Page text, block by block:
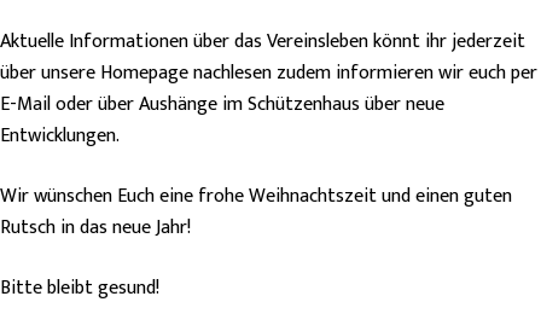
Aktuelle Informationen über das Vereinsleben könnt ihr jederzeit
über unsere Homepage nachlesen zudem informieren wir euch per
E-Mail oder über Aushänge im Schützenhaus über neue
Entwicklungen.
Wir wünschen Euch eine frohe Weihnachtszeit und einen guten
Rutsch in das neue Jahr!
Bitte bleibt gesund!